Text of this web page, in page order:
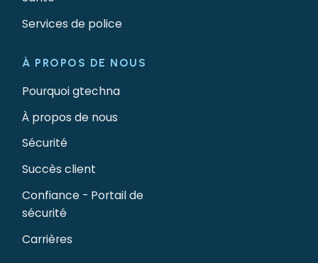
À PROPOS DE NOUS
Pourquoi gtechna
À propos de nous
Sécurité
Succès client
Confiance - Portail de
sécurité
Carrières
Services de police